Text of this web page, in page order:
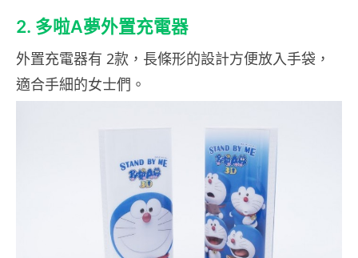
2. 多啦A夢外置充電器
外置充電器有 2款，長條形的設計方便放入手袋，
適合手細的女士們。